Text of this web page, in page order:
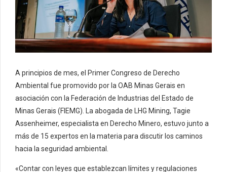
A principios de mes, el Primer Congreso de Derecho
Ambiental fue promovido por la OAB Minas Gerais en
asociación con la Federación de Industrias del Estado de
Minas Gerais (FIEMG). La abogada de LHG Mining, Tagie
Assenheimer, especialista en Derecho Minero, estuvo junto a
más de 15 expertos en la materia para discutir los caminos
hacia la seguridad ambiental.
«Contar con leyes que establezcan límites y regulaciones